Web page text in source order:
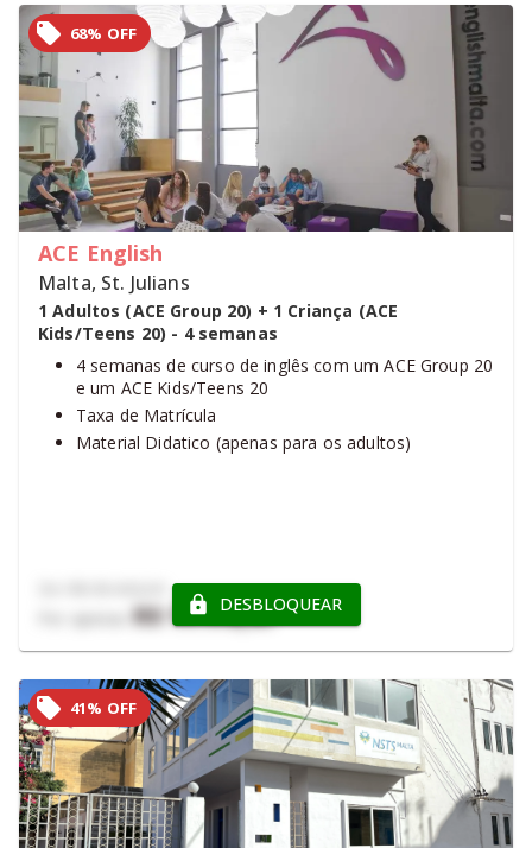
68% OFF
ACE English
Malta, St. Julians
1 Adultos (ACE Group 20) + 1 Criança (ACE
Kids/Teens 20) - 4 semanas
4 semanas de curso de inglês com um ACE Group 20
e um ACE Kids/Teens 20
Taxa de Matrícula
Material Didatico (apenas para os adultos)
R$ 11.179,41DESBLOQUEAR
41% OFF